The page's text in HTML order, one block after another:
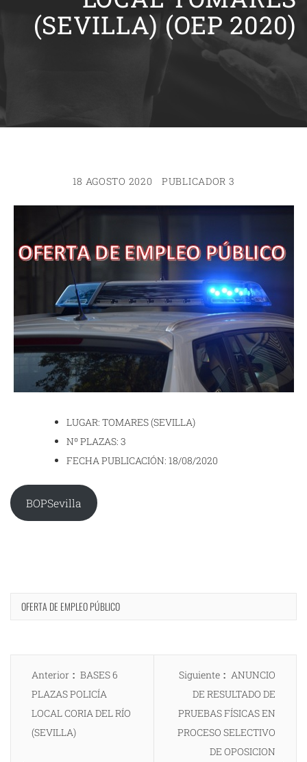
(SEVILLA) (OEP 2020)
18 AGOSTO 2020 PUBLICADOR 3
LUGAR: TOMARES (SEVILLA)
Nº PLAZAS: 3
FECHA PUBLICACIÓN: 18/08/2020
BOPSevilla
OFERTA DE EMPLEO PÚBLICO
Navegación
entradas
Anterior
Entrada
anterior:
BASES 6
PLAZAS POLICÍA
LOCAL CORIA DEL RÍO
(SEVILLA)
Siguiente
Entrada
siguiente:
ANUNCIO
DE RESULTADO DE
PRUEBAS FÍSICAS EN
PROCESO SELECTIVO
DE OPOSICION